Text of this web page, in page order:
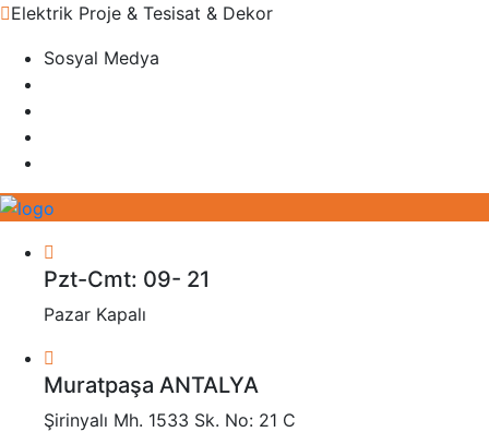
Elektrik Proje & Tesisat & Dekor
Sosyal Medya
Pzt-Cmt: 09- 21
Pazar Kapalı
Muratpaşa ANTALYA
Şirinyalı Mh. 1533 Sk. No: 21 C